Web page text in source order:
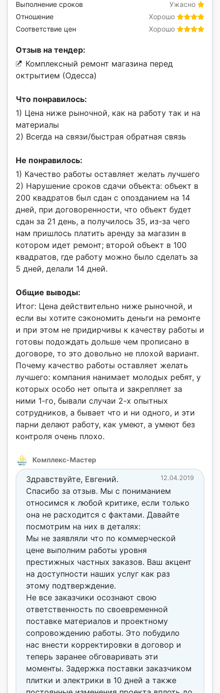
Ужасно
Выполнение сроков
Хорошо
Отношение
Хорошо
Соответствие цен
Отзыв на тендер:
Комплексный ремонт магазина перед
октрытием (Одесса)
Что понравилось:
1) Цена ниже рыночной, как на работу так и на
материалы
2) Всегда на связи/быстрая обратная связь
Не понравилось:
1) Качество работы оставляет желать лучшего
2) Нарушение сроков сдачи объекта: объект в
200 квадратов был сдан с опозданием на 14
дней, при договоренности, что объект будет
сдан за 21 день, а получилось 35, из-за чего
нам пришлось платить аренду за магазин в
котором идет ремонт; второй объект в 100
квадратов, где работу можно было сделать за
5 дней, делали 14 дней.
Общие выводы:
Итог: Цена действительно ниже рыночной, и
если вы хотите сэкономить деньги на ремонте
и при этом не придирчивы к качеству работы и
готовы подождать дольше чем прописано в
договоре, то это довольно не плохой вариант.
Почему качество работы оставляет желать
лучшего: компания нанимает молодых ребят, у
которых особо нет опыта и закрепляет за
ними 1-го, бывали случаи 2-х опытных
сотрудников, а бывает что и ни одного, и эти
парни делают работу, как умеют, а умеют без
контроля очень плохо.
Комплекс-Мастер
12.04.2019
Здравствуйте, Евгений.
Спасибо за отзыв. Мы с пониманием
относимся к любой критике, если только
она не расходится с фактами. Давайте
посмотрим на них в деталях:
Мы не заявляли что по коммерческой
цене выполним работы уровня
престижных частных заказов. Ваш акцент
на доступности наших услуг как раз
этому подтверждение.
Не все заказчики осознают свою
ответственность по своевременной
поставке материалов и проектному
сопровождению работы. Это побудило
нас внести корректировки в договор и
теперь заранее обговаривать эти
моменты. Задержка поставки заказчиком
плитки и электрики в 10 дней а также